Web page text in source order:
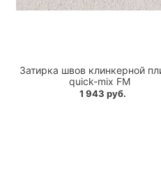
Затирка швов клинкерной
quick-mix FM
1 943 руб.